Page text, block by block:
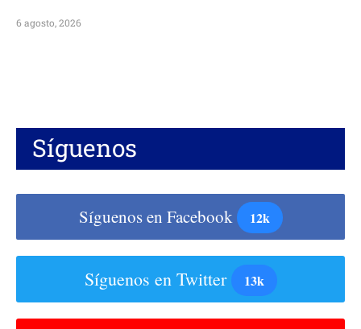
6 agosto, 2026
Síguenos
Síguenos en Facebook 12k
Síguenos en Twitter 13k